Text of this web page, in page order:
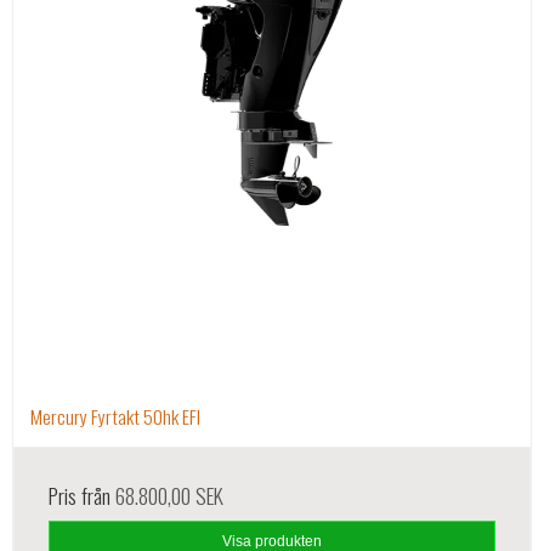
Mercury Fyrtakt 50hk EFI
Pris från68.800,00 SEK
Visa produkten